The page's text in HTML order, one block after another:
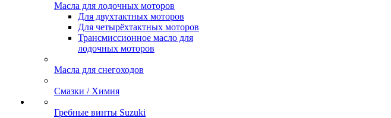
Масла для лодочных моторов
Для двухтактных моторов
Для четырёхтактных моторов
Трансмиссионное масло для
лодочных моторов
Масла для снегоходов
Смазки / Химия
Гребные винты Suzuki